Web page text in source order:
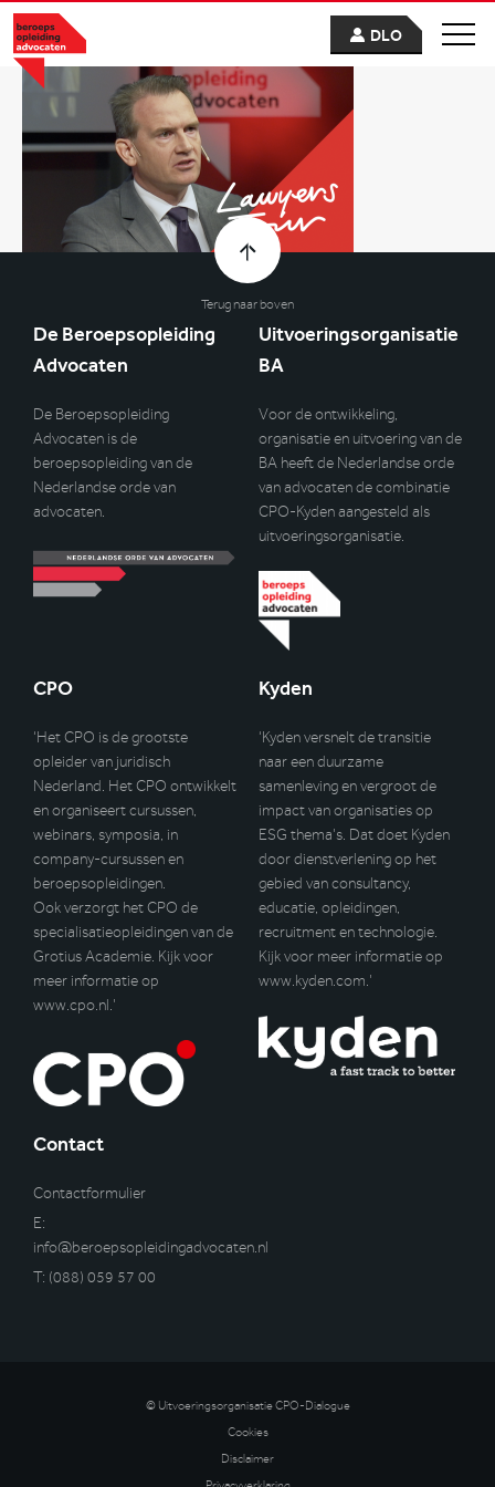
DLO
Terug naar boven
De Beroepsopleiding
Advocaten
De Beroepsopleiding
Advocaten is de
beroepsopleiding van de
Nederlandse orde van
advocaten.
Uitvoeringsorganisatie
BA
Voor de ontwikkeling,
organisatie en uitvoering van de
BA heeft de Nederlandse orde
van advocaten de combinatie
CPO-Kyden aangesteld als
uitvoeringsorganisatie.
CPO
‘Het CPO is de grootste
opleider van juridisch
Nederland. Het CPO ontwikkelt
en organiseert cursussen,
webinars, symposia, in
company-cursussen en
beroepsopleidingen.
Ook verzorgt het CPO de
specialisatieopleidingen van de
Grotius Academie. Kijk voor
meer informatie op
www.cpo.nl.’
Kyden
‘Kyden versnelt de transitie
naar een duurzame
samenleving en vergroot de
impact van organisaties op
ESG thema’s. Dat doet Kyden
door dienstverlening op het
gebied van consultancy,
educatie, opleidingen,
recruitment en technologie.
Kijk voor meer informatie op
www.kyden.com.’
Contact
Contactformulier
E:
info@beroepsopleidingadvocaten.nl
T: (088) 059 57 00
© Uitvoeringsorganisatie CPO-Dialogue
Cookies
Disclaimer